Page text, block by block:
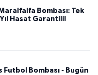
Bombası: Tek
Yıl Hasat Garantili!
Futbol Bombası - Bugün